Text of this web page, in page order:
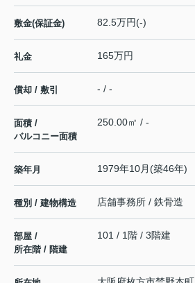
敷金(保証金) 82.5万円(-)
礼金 165万円
償却 / 敷引 - / -
面積 /
バルコニー面積
250.00㎡ / -
築年月 1979年10月(築46年)
種別 / 建物構造 店舗事務所 / 鉄骨造
部屋 /
所在階 / 階建
101 / 1階 / 3階建